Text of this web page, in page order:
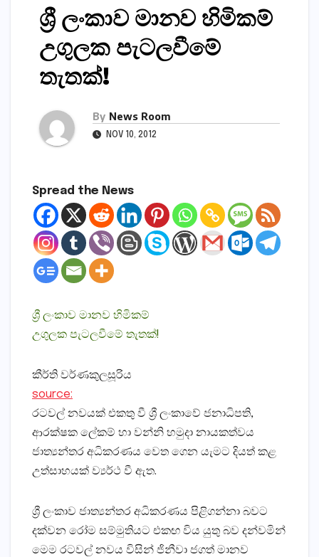
ශ්‍රී ලංකාව මානව හිමිකම්
උගුලක පැටලවීමේ
තැතක්‌!
By News Room
NOV 10, 2012
Spread the News
ශ්‍රී ලංකාව මානව හිමිකම්
උගුලක පැටලවීමේ තැතක්‌!
කීර්ති වර්ණකුලසූරිය
source:
රටවල් නවයක්‌ එකතු වී ශ්‍රී ලංකාවේ ජනාධිපති,
ආරක්‌ෂක ලේකම් හා වන්නි හමුදා නායකත්වය
ජාත්‍යන්තර අධිකරණය වෙත ගෙන යැමට දියත් කළ
උත්සාහයක්‌ ව්‍යර්ථ වී ඇත.
ශ්‍රී ලංකාව ජාත්‍යන්තර අධිකරණය පිළිගන්නා බවට
දක්‌වන රෝම සම්මුතියට එකඟ විය යුතු බව දන්වමින්
මෙම රටවල් නවය විසින් ජිනීවා ජගත් මානව